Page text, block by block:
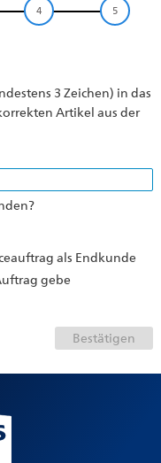
4 5
3 Zeichen) in das
Artikel aus der
als Endkunde
gebe